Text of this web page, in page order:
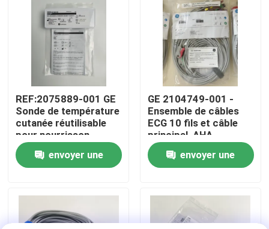
Visite de l'usine
Contrôle de la qualité
Nous contacter
Demandez un devis
Module de moniteur patient
REF:2075889-001 GE
Sonde de température
cutanée réutilisable
pour nourrisson
envoyer une
GE 2104749-001 -
Ensemble de câbles
ECG 10 fils et câble
principal, AHA
envoyer une